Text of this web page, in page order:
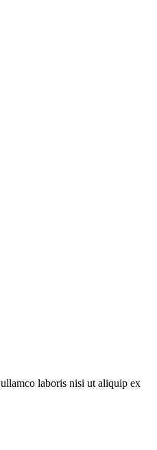
laboris nisi ut aliquip ex